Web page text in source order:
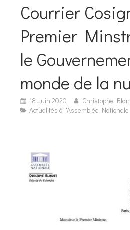
Courrier
Premier
le
monde de la
18 Juin 2020
Christophe
Actualités à l'Assemblée Nationale